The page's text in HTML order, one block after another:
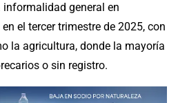
informalidad general en
el tercer trimestre de 2025, con
la agricultura, donde la mayoría
o sin registro.